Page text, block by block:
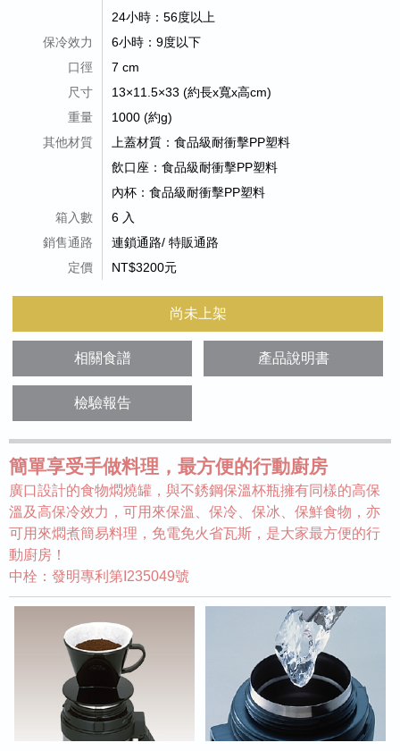
24小時：56度以上
保冷效力
6小時：9度以下
口徑
7 cm
尺寸
13×11.5×33 (約長x寬x高cm)
重量
1000 (約g)
其他材質
上蓋材質：食品級耐衝擊PP塑料
飲口座：食品級耐衝擊PP塑料
內杯：食品級耐衝擊PP塑料
箱入數
6 入
銷售通路
連鎖通路/ 特販通路
定價
NT$3200元
尚未上架
相關食譜 產品說明書
檢驗報告
簡單享受手做料理，最方便的行動廚房
廣口設計的食物燜燒罐，與不銹鋼保溫杯瓶擁有同樣的高保
溫及高保冷效力，可用來保溫、保冷、保冰、保鮮食物，亦
可用來燜煮簡易料理，免電免火省瓦斯，是大家最方便的行
動廚房！
中栓：發明專利第I235049號